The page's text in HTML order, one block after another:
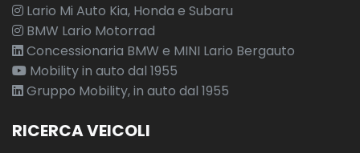
Lario Mi Auto Kia, Honda e Subaru
BMW Lario Motorrad
Concessionaria BMW e MINI Lario Bergauto
Mobility in auto dal 1955
Gruppo Mobility, in auto dal 1955
RICERCA VEICOLI